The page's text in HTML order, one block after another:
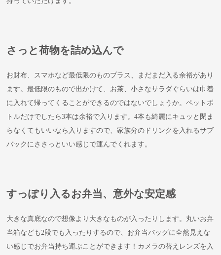
さっと荷物を詰め込んで
お財布、スマホなど最低限のものプラス、まだまだ入る余裕があり
ます。最低限のもので出かけて、お茶、小さなサラダぐらいは巾着
に入れて帰ってくることができるのではないでしょうか。ペットボ
トルだけでしたら3本は余裕で入ります。4本も綺麗にキュッと閉ま
らなくてもいいなら入りますので、家族分のドリンクを入れるサブ
バックにささっといい感じで運んでくれます。
すっぽり入るお弁当、意外な安定感
大きな真底なので想像より大きなものが入ったりします。丸いお弁
当箱なども2段でも入ったりするので、お弁当バッグに全然見えな
い感じでお弁当持ち運ぶことができます！カメラの替えレンズを入